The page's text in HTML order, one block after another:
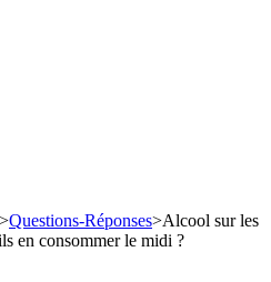
>Questions-Réponses>Alcool sur les
en consommer le midi ?